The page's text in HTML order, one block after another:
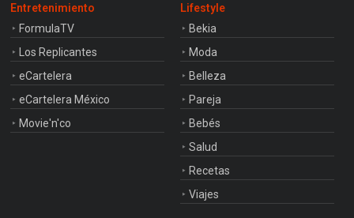
Entretenimiento
FormulaTV
Los Replicantes
eCartelera
eCartelera México
Movie'n'co
Lifestyle
Bekia
Moda
Belleza
Pareja
Bebés
Salud
Recetas
Viajes